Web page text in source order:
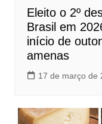
Eleito o 2º
Brasil em
início de
amenas
17 de março de